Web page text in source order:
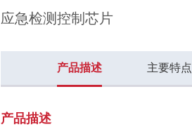
应急检测控制芯片
产品描述 主要特点
产品描述